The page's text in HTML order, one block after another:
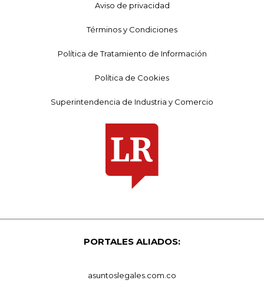
Aviso de privacidad
Términos y Condiciones
Política de Tratamiento de Información
Política de Cookies
Superintendencia de Industria y Comercio
PORTALES ALIADOS:
asuntoslegales.com.co